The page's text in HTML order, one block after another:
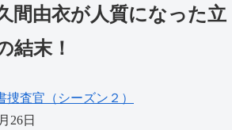
間由衣が人質になった立
結末！
査官（シーズン２）
26日